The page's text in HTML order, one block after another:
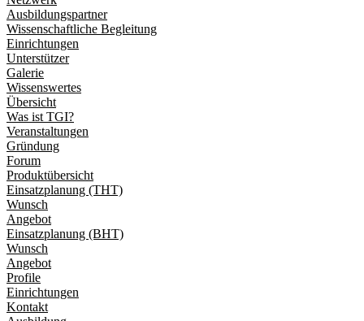
Ausbildungspartner
Wissenschaftliche Begleitung
Einrichtungen
Unterstützer
Galerie
Wissenswertes
Übersicht
Was ist TGI?
Veranstaltungen
Gründung
Forum
Produktübersicht
Einsatzplanung (THT)
Wunsch
Angebot
Einsatzplanung (BHT)
Wunsch
Angebot
Profile
Einrichtungen
Kontakt